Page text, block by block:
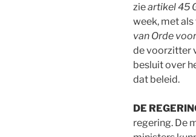
zieartikel 45
week, met
van Orde
de voorzitter
besluit over
dat beleid.
DE
regering. De